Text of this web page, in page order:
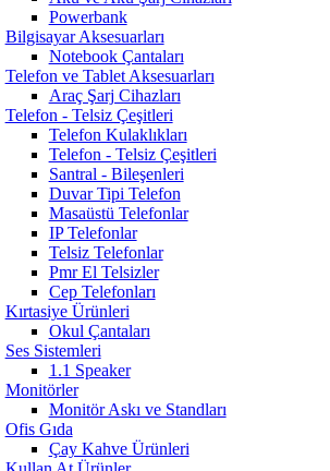
Powerbank
Bilgisayar Aksesuarları
Notebook Çantaları
Telefon ve Tablet Aksesuarları
Araç Şarj Cihazları
Telefon - Telsiz Çeşitleri
Telefon Kulaklıkları
Telefon - Telsiz Çeşitleri
Santral - Bileşenleri
Duvar Tipi Telefon
Masaüstü Telefonlar
IP Telefonlar
Telsiz Telefonlar
Pmr El Telsizler
Cep Telefonları
Kırtasiye Ürünleri
Okul Çantaları
Ses Sistemleri
1.1 Speaker
Monitörler
Monitör Askı ve Standları
Ofis Gıda
Çay Kahve Ürünleri